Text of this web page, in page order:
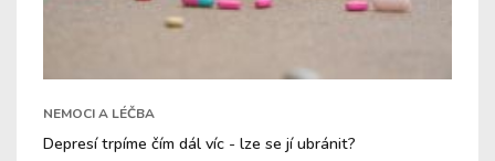
NEMOCI A LÉČBA
Depresí trpíme čím dál víc - lze se jí ubránit?